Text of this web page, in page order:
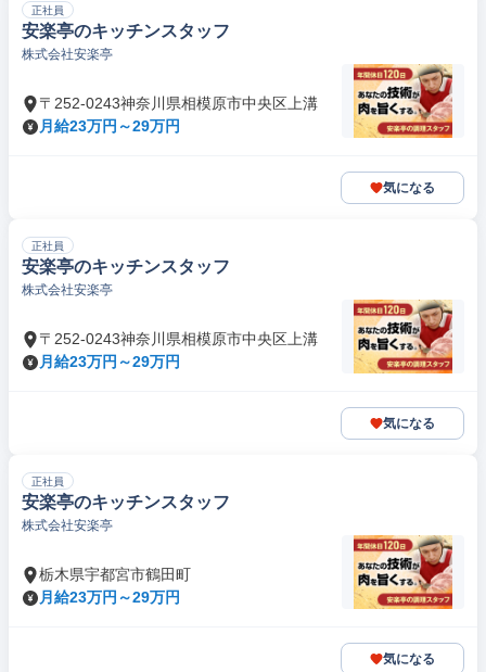
正社員
安楽亭のキッチンスタッフ
株式会社安楽亭
〒252-0243神奈川県相模原市中央区上溝
月給23万円～29万円
気になる
正社員
安楽亭のキッチンスタッフ
株式会社安楽亭
〒252-0243神奈川県相模原市中央区上溝
月給23万円～29万円
気になる
正社員
安楽亭のキッチンスタッフ
株式会社安楽亭
栃木県宇都宮市鶴田町
月給23万円～29万円
気になる